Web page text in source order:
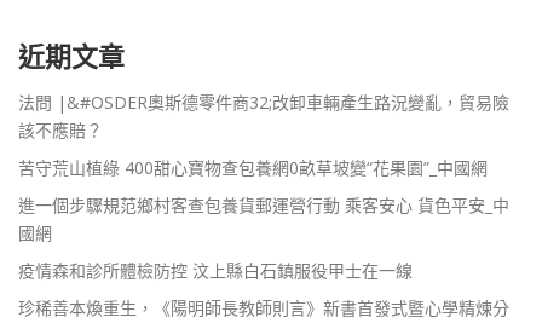
近期文章
法問 |&#OSDER奧斯德零件商32;改卸車輛產生路況變亂，貿易險
該不應賠？
苦守荒山植綠 400甜心寶物查包養網0畝草坡變“花果園”_中國網
進一個步驟規范鄉村客查包養貨郵運營行動 乘客安心 貨色平安_中
國網
疫情森和診所體檢防控 汶上縣白石鎮服役甲士在一線
珍稀善本煥重生，《陽明師長教師則言》新書首發式暨心學精煉分